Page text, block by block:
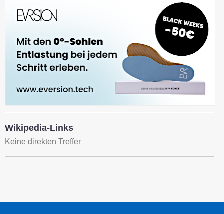
Wikipedia-Links
Keine direkten Treffer